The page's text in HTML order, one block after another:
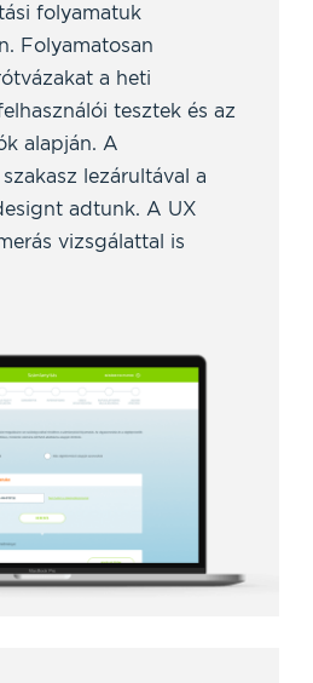
folyamatuk
Folyamatosan
a heti
tesztek és az
alapján. A
lezárultával a
adtunk. A UX
vizsgálattal is